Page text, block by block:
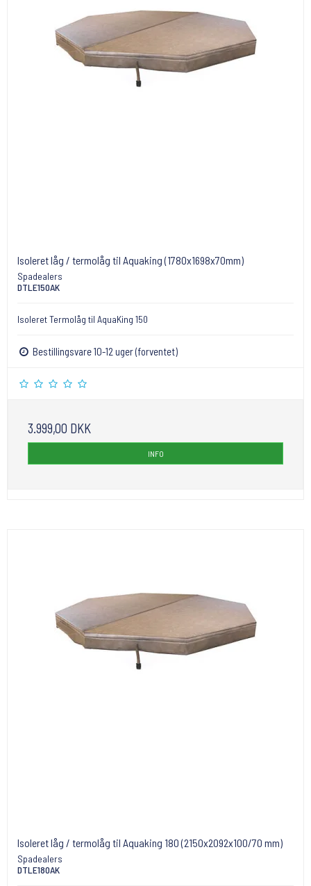
Isoleret låg / termolåg til Aquaking (1780x1698x70mm)
Spadealers
DTLE150AK
Isoleret Termolåg til AquaKing 150
Bestillingsvare 10-12 uger (forventet)
3.999,00 DKK
INFO
Isoleret låg / termolåg til Aquaking 180 (2150x2092x100/70 mm)
Spadealers
DTLE180AK